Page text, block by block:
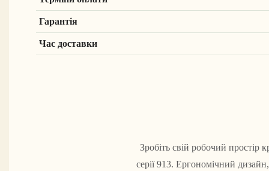
Гарантія
Час доставки
Зробіть свій робочий
серії 913. Ергономічний